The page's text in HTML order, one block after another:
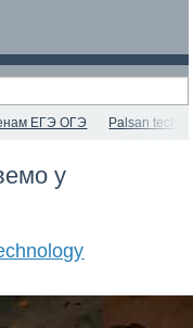
ЕГЭ ОГЭ Palsan
у